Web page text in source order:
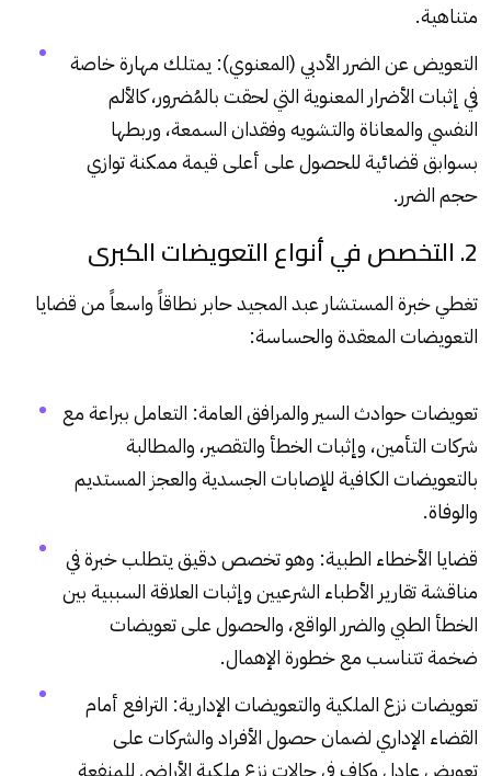
متناهية.
التعويض عن الضرر الأدبي (المعنوي): يمتلك مهارة خاصة
في إثبات الأضرار المعنوية التي لحقت بالمُضرور، كالألم
النفسي والمعاناة والتشويه وفقدان السمعة، وربطها
بسوابق قضائية للحصول على أعلى قيمة ممكنة توازي
حجم الضرر.
2. التخصص في أنواع التعويضات الكبرى
تغطي خبرة المستشار عبد المجيد حابر نطاقاً واسعاً من قضايا
التعويضات المعقدة والحساسة:
تعويضات حوادث السير والمرافق العامة: التعامل ببراعة مع
شركات التأمين، وإثبات الخطأ والتقصير، والمطالبة
بالتعويضات الكافية للإصابات الجسدية والعجز المستديم
والوفاة.
قضايا الأخطاء الطبية: وهو تخصص دقيق يتطلب خبرة في
مناقشة تقارير الأطباء الشرعيين وإثبات العلاقة السببية بين
الخطأ الطبي والضرر الواقع، والحصول على تعويضات
ضخمة تتناسب مع خطورة الإهمال.
تعويضات نزع الملكية والتعويضات الإدارية: الترافع أمام
القضاء الإداري لضمان حصول الأفراد والشركات على
تعويض عادل وكافٍ في حالات نزع ملكية الأراضي للمنفعة